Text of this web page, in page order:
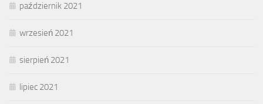
październik 2021
wrzesień 2021
sierpień 2021
lipiec 2021